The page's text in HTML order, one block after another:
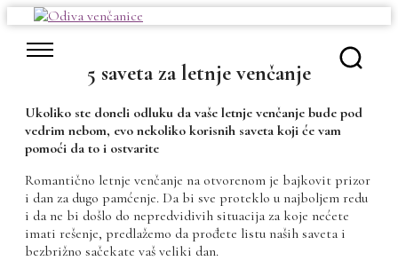
content
5 saveta za letnje venčanje
Ukoliko ste doneli odluku da vaše letnje venčanje bude pod
vedrim nebom, evo nekoliko korisnih saveta koji će vam
pomoći da to i ostvarite
Romantično letnje venčanje na otvorenom je bajkovit prizor
i dan za dugo pamćenje. Da bi sve proteklo u najboljem redu
i da ne bi došlo do nepredvidivih situacija za koje nećete
imati rešenje, predlažemo da prođete listu naših saveta i
bezbrižno sačekate vaš veliki dan.